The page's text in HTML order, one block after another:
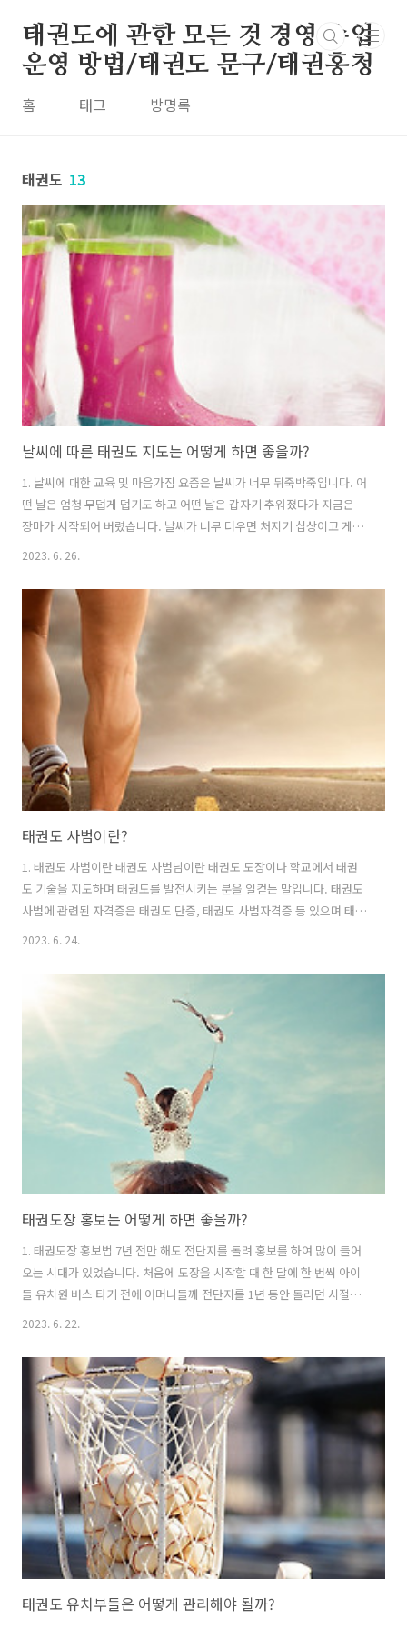
태권도에 관한 모든 것 경영 수업
운영 방법/태권도 문구/태권홍청
홈 태그 방명록
태권도 13
날씨에 따른 태권도 지도는 어떻게 하면 좋을까?
1. 날씨에 대한 교육 및 마음가짐 요즘은 날씨가 너무 뒤죽박죽입니다. 어
떤 날은 엄청 무덥게 덥기도 하고 어떤 날은 갑자기 추워졌다가 지금은
장마가 시작되어 버렸습니다. 날씨가 너무 더우면 처지기 십상이고 게을
러집니다. 또 날씨가 너무 추우면 움츠려 들고 밖에 나가기 싫어집니다.
은 특히 날씨에 대한 영향이 큽니다. 요즘 아이들은 코로나로 인해 학교
에 온라인 수업과 핸드폰게임, 미디어의 많은 노출로 인해 실내의 생활을
좋아하며 학교를 조금이라도 힘들면 안 가려고 하고 힘듦을 이겨내는 법
이 약합니다. 그래서 아이들에게 날씨에 대한 교육이 필요합니다. 저는
아이들에게 '부모님이 비가 온다고 출근을 안 하게 되면 어떻게 될까?' 또
2023. 6. 26.
태권도 사범이란?
1. 태권도 사범이란 태권도 사범님이란 태권도 도장이나 학교에서 태권
도 기술을 지도하며 태권도를 발전시키는 분을 일컫는 말입니다. 태권도
사범에 관련된 자격증은 태권도 단증, 태권도 사범자격증 등 있으며 태권
도 사범이 되려 면사범자격증이 꼭 필요한 것은 아니지만 사범자격증이
님 교범님 정도 나뉠 수 있으며 메인사범님은 대표적으로 태권도 지도를
담당하고 있으며 부가적으로는 학부모님 상담 아이들 상담 도장시스템
운행까지 수행할 수 있어야 됩니다. 보조사범님은 아이들의 보조하는 사
범으로써 수업 중 아이들이 적응을 잘 못하거나 장난을 치는 아이들이 있
으면 수업에 집중할 수 있게 도와주어야 되며 수업에 필요한 준비를 담당
을 합니다. 교범님은 교육..
2023. 6. 24.
태권도장 홍보는 어떻게 하면 좋을까?
1. 태권도장 홍보법 7년 전만 해도 전단지를 돌려 홍보를 하여 많이 들어
오는 시대가 있었습니다. 처음에 도장을 시작할 때 한 달에 한 번씩 아이
들 유치원 버스 타기 전에 어머니들께 전단지를 1년 동안 돌리던 시절이
있었습니다. 그때 전단지를 돌리면 한 명씩은 꼭 입관이 들어오곤 했습니
를 받았었습니다. 안에 내용은 한 달 이벤트라 적혀있고 싼 가격에 다닐
수 있게 홍보하는 글이었습니다. 저는 문뜩 전단지를 보고 너무 싼 가격
에 난중에 돈을 많이 달라하면 어떡하지? 왜 싼 거지? 시설이 부족한가?
이런 생각에 잠기면서 다니고 싶다는 생각은커녕 고민과 의심만 사게 되
었습니다. 요즘은 핸드폰으로 검색을 하면 정보가 다 나오는 시대가 되었
습니..
2023. 6. 22.
태권도 유치부들은 어떻게 관리해야 될까?